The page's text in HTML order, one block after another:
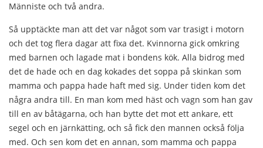
Männiste och två andra.
Så upptäckte man att det var något som var trasigt i motorn
och det tog flera dagar att fixa det. Kvinnorna gick omkring
med barnen och lagade mat i bondens kök. Alla bidrog med
det de hade och en dag kokades det soppa på skinkan som
mamma och pappa hade haft med sig. Under tiden kom det
några andra till. En man kom med häst och vagn som han gav
till en av båtägarna, och han bytte det mot ett ankare, ett
segel och en järnkätting, och så fick den mannen också följa
med. Och sen kom det en annan, som mamma och pappa